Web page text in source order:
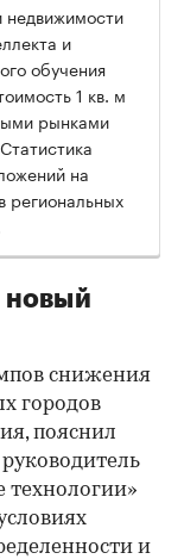
недвижимости
и
обучения
1 кв. м
рынками
на
региональных
новый
снижения
городов
пояснил
и